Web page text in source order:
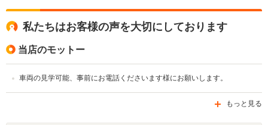
私たちはお客様の声を大切にしております
当店のモットー
車両の見学可能、事前にお電話くださいます様にお願いします。
もっと見る